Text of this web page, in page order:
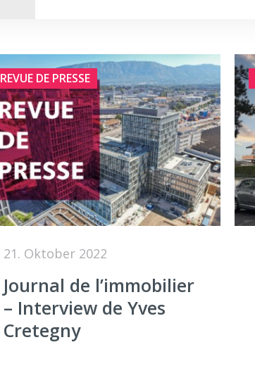
REVUE DE PRESSE
21. Oktober 2022
Journal de l’immobilier
– Interview de Yves
Cretegny